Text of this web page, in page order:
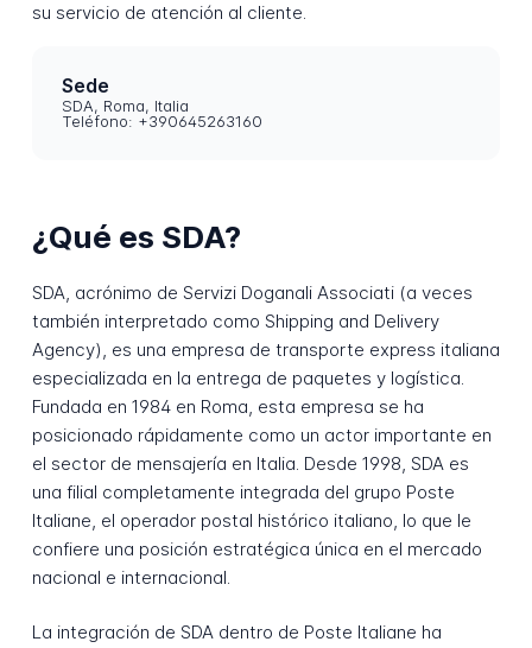
su servicio de atención al cliente.
Sede
SDA, Roma, Italia
Teléfono: +390645263160
¿Qué es SDA?
SDA, acrónimo de Servizi Doganali Associati (a veces
también interpretado como Shipping and Delivery
Agency), es una empresa de transporte express italiana
especializada en la entrega de paquetes y logística.
Fundada en 1984 en Roma, esta empresa se ha
posicionado rápidamente como un actor importante en
el sector de mensajería en Italia. Desde 1998, SDA es
una filial completamente integrada del grupo Poste
Italiane, el operador postal histórico italiano, lo que le
confiere una posición estratégica única en el mercado
nacional e internacional.
La integración de SDA dentro de Poste Italiane ha